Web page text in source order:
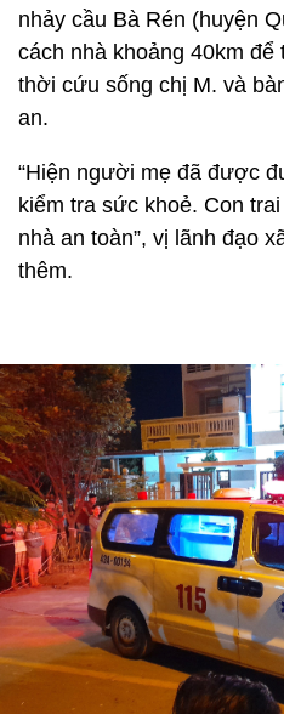
nhảy cầu Bà Rén (huyện
cách nhà khoảng 40km
thời cứu sống chị M. và
an.
“Hiện người mẹ đã được
kiểm tra sức khoẻ. Con
nhà an toàn”, vị lãnh đạo
thêm.